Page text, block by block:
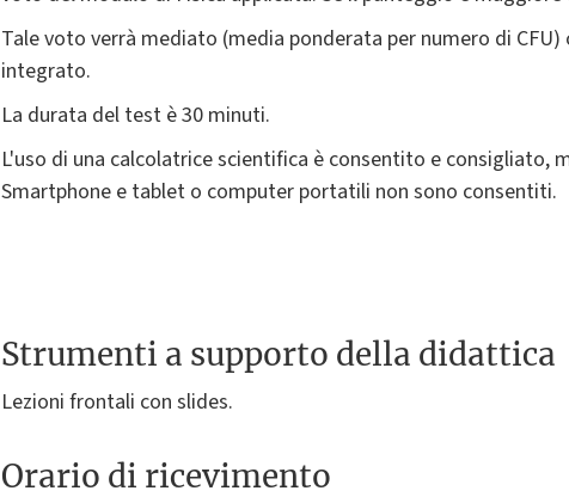
Tale voto verrà mediato (media ponderata per numero di
integrato.
La durata del test è 30 minuti.
L'uso di una calcolatrice scientifica è consentito e consigliato,
Smartphone e tablet o computer portatili non sono consentiti.
Strumenti a supporto della didattica
Lezioni frontali con slides.
Orario di ricevimento